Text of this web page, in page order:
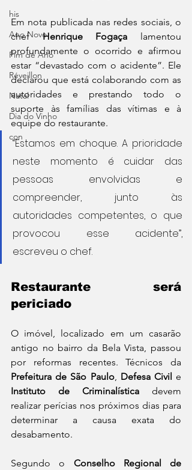
his
Ano Novo
Fim de Ano
Réveillon
Natal
Dia do Vinho
con
Em nota publicada nas redes sociais, o
chef Henrique Fogaça lamentou
profundamente o ocorrido e afirmou
estar “devastado com o acidente”. Ele
declarou que está colaborando com as
autoridades e prestando todo o
suporte às famílias das vítimas e à
equipe do restaurante.
“Estamos em choque. A prioridade
neste momento é cuidar das
pessoas envolvidas e
compreender, junto às
autoridades competentes, o que
provocou esse acidente”,
escreveu o chef.
Restaurante será
periciado
O imóvel, localizado em um casarão
antigo no bairro da Bela Vista, passou
Prefeitura de São Paulo, Defesa Civil
Instituto de Criminalística devem
realizar perícias nos próximos dias para
determinar a causa exata do
desabamento.
Segundo o Conselho Regional de